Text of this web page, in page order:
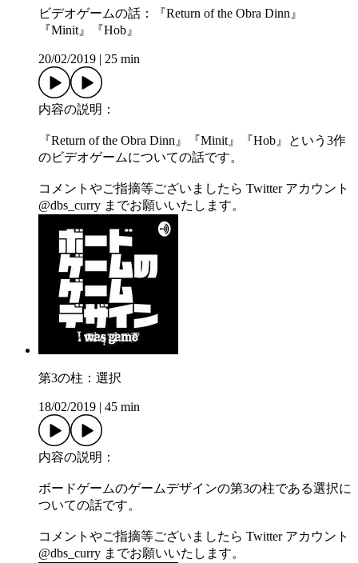
ビデオゲームの話：『Return of the Obra Dinn』
『Minit』『Hob』
20/02/2019 25 min
内容の説明：
『Return of the Obra Dinn』『Minit』『Hob』という3作
のビデオゲームについての話です。
コメントやご指摘等ございましたら Twitter アカウント
@dbs_curry までお願いいたします。
第3の柱：選択
18/02/2019 45 min
内容の説明：
ボードゲームのゲームデザインの第3の柱である選択に
ついての話です。
コメントやご指摘等ございましたら Twitter アカウント
@dbs_curry までお願いいたします。